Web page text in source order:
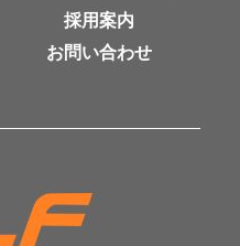
採用案内
お問い合わせ